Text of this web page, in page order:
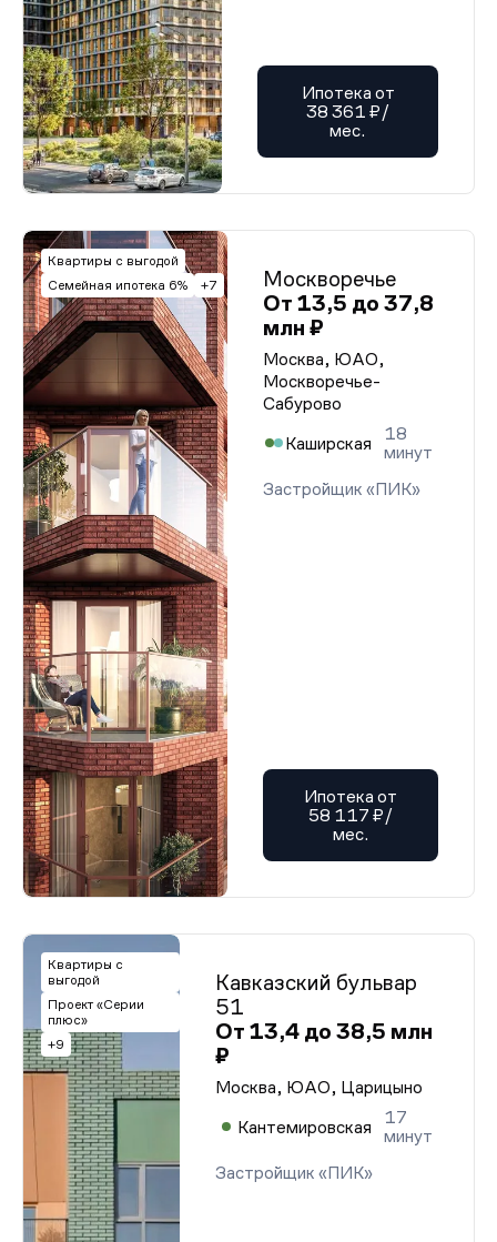
Ипотека от
38 361 ₽/
мес.
Квартиры с выгодой
Семейная ипотека 6%
+7
Москворечье
От 13,5 до 37,8
млн ₽
Москва, ЮАО,
Москворечье-
Сабурово
Каширская
18
минут
Застройщик «ПИК»
Ипотека от
58 117 ₽/
мес.
Квартиры с
выгодой
Проект «Серии
плюс»
+9
Кавказский бульвар
51
От 13,4 до 38,5 млн
₽
Москва, ЮАО, Царицыно
Кантемировская
17
минут
Застройщик «ПИК»